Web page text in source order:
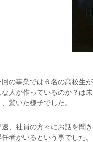
回の事業では６名の高校生
な人が作っているのか？は
、驚いた様子でした。
速、社員の方々にお話を聞
任者がいるという事でした